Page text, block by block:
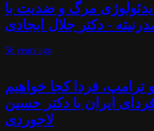
مرگ و ضدیت با
- دکتر جلال ایجادی
56 years ago
ترامپ، فردا کجا خواهیم
ایران با دکتر حسین
لاجوردی